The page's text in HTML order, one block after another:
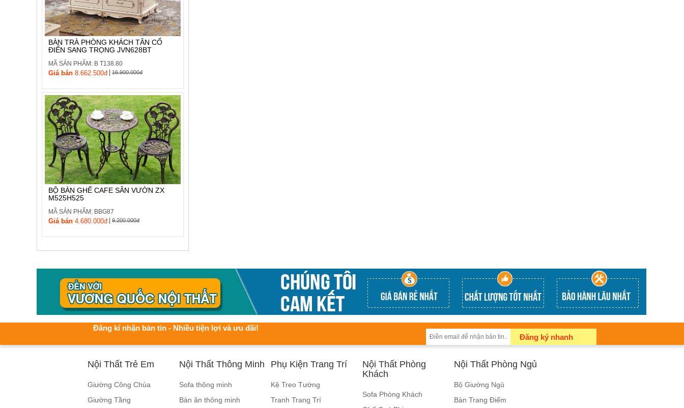
BÀN TRÀ PHÒNG KHÁCH TÂN CỔ
ĐIỂN SANG TRỌNG JVN628BT
MÃ SẢN PHẨM: B T138.80
Giá bán 8.662.500đ| 16.900.000đ
BỘ BÀN GHẾ CAFE SÂN VƯỜN ZX
M525H525
MÃ SẢN PHẨM: BBG87
Giá bán 4.680.000đ| 9.200.000đ
Đăng kí nhận bản tin - Nhiều tiện lợi và ưu đãi!
Đăng ký nhanh
Nội Thất Trẻ Em
Giường Công Chúa
Giường Tầng
Nội Thất Thông Minh
Sofa thông minh
Bàn ăn thông minh
Phụ Kiện Trang Trí
Kệ Treo Tường
Tranh Trang Trí
Nội Thất Phòng
Khách
Sofa Phòng Khách
Nội Thất Phòng Ngủ
Bộ Giường Ngủ
Bàn Trang Điểm